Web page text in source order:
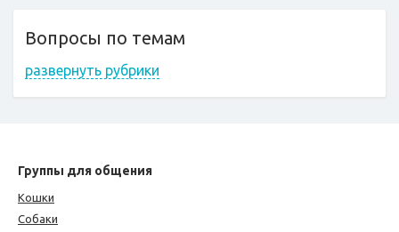
Вопросы по темам
развернуть рубрики
Группы для общения
Кошки
Собаки